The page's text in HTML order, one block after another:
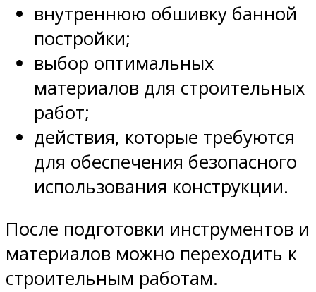
внутреннюю обшивку банной
постройки;
выбор оптимальных
материалов для строительных
работ;
действия, которые требуются
для обеспечения безопасного
использования конструкции.
После подготовки инструментов и
материалов можно переходить к
строительным работам.